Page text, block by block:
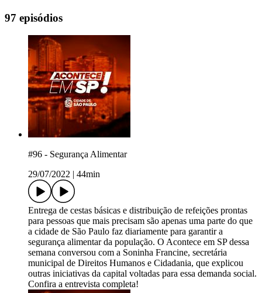
97 episódios
#96 - Segurança Alimentar
29/07/2022
44min
Entrega de cestas básicas e distribuição de refeições prontas
para pessoas que mais precisam são apenas uma parte do que
a cidade de São Paulo faz diariamente para garantir a
segurança alimentar da população. O Acontece em SP dessa
semana conversou com a Soninha Francine, secretária
municipal de Direitos Humanos e Cidadania, que explicou
outras iniciativas da capital voltadas para essa demanda social.
Confira a entrevista completa!